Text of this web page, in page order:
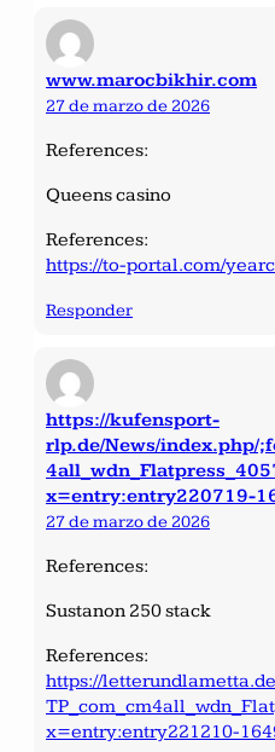
www.marocbikhir.com
27 de marzo de 2026
References:
Queens casino
References:
https://to-portal.com/
Responder
https://kufensport-
rlp.de/News/index.php/
x=entry:entry220719-
27 de marzo de 2026
References:
Sustanon 250 stack
References:
https://
x=entry:entry221210-